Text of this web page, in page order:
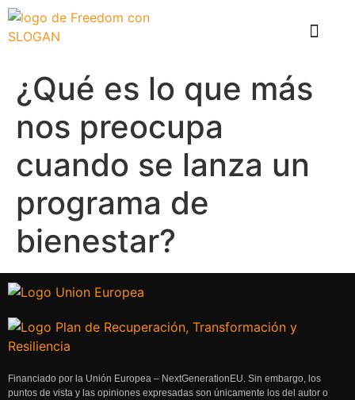
¿Qué es lo que más
nos preocupa
cuando se lanza un
programa de
bienestar?
Financiado por la Unión Europea – NextGenerationEU. Sin embargo, los
puntos de vista y las opiniones expresadas son únicamente los del autor o